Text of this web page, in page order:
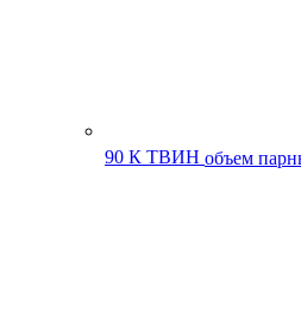
90 К ТВИН объем